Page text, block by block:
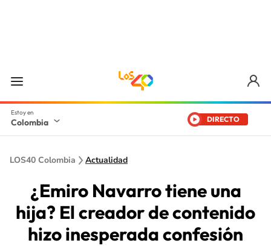
Colombia DIRECTO
LOS40 Colombia Actualidad
¿Emiro Navarro tiene una
hija? El creador de contenido
hizo inesperada confesión